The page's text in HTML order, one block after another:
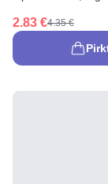
2.83 €4.35 €